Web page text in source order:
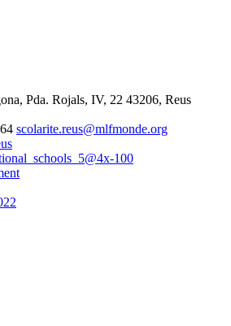
Pda. Rojals, IV, 22 43206, Reus
scolarite.reus@mlfmonde.org